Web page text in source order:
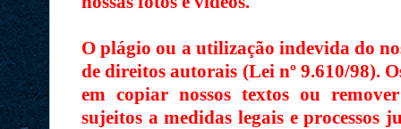
O plágio ou a utilização indevida do
de direitos autorais (Lei nº 9.610/98).
em copiar nossos textos ou
sujeitos a medidas legais e processos